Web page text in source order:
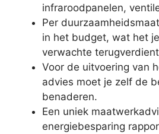
infraroodpanelen,
Per
in het budget, wat het
verwachte
Voor de uitvoering van
advies moet je zelf de
benaderen.
Een uniek
energiebesparing